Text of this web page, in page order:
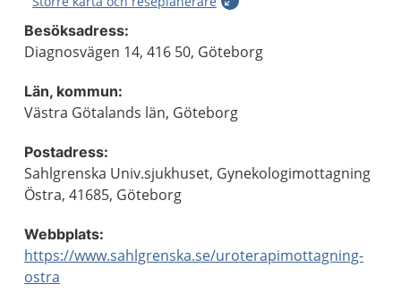
Besöksadress:
Diagnosvägen 14, 416 50, Göteborg
Län, kommun:
Västra Götalands län, Göteborg
Postadress:
Sahlgrenska Univ.sjukhuset, Gynekologimottagning
Östra, 41685, Göteborg
Webbplats:
https://www.sahlgrenska.se/uroterapimottagning-
ostra